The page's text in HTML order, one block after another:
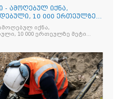
- ამოღებულ იქნა,
10 000 ერთეულზე
იქნა,
10 000 ერთეულზე მეტი
უკანონო ნიშანდებული